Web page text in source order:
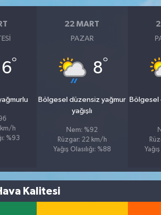
6°
h
%93
22 MART
PAZAR
8°
Bölgesel düzensiz yağmur
yağışlı
Nem: %92
Rüzgar: 22 km/h
Yağış Olasılığı: %88
Bölgesel
Kalitesi